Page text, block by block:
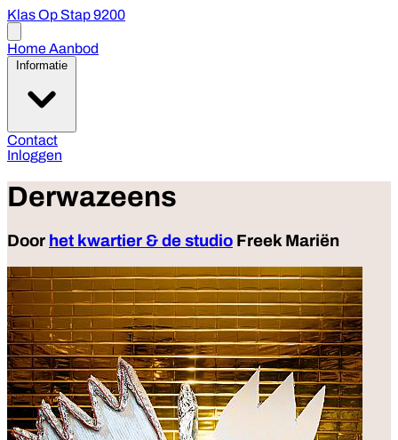
Klas Op Stap 9200
menu
HomeAanbod
Informatie
Contact
Inloggen
Derwazeens
Door het kwartier & de studio Freek Mariën